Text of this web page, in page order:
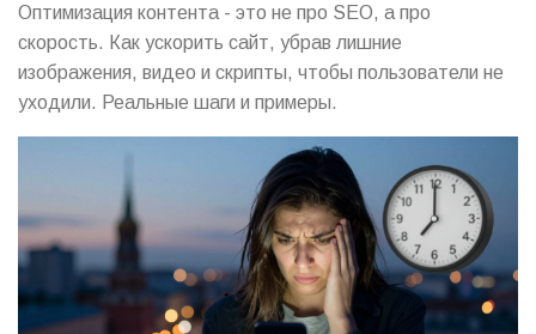
Оптимизация контента - это не про SEO, а про
скорость. Как ускорить сайт, убрав лишние
изображения, видео и скрипты, чтобы пользователи не
уходили. Реальные шаги и примеры.